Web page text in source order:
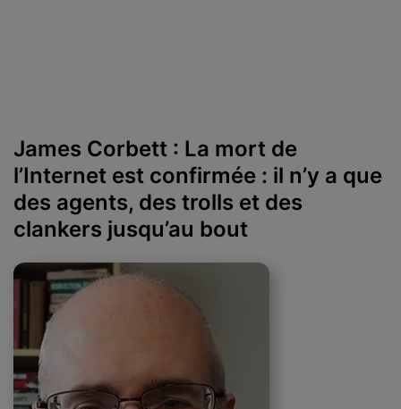
James Corbett : La mort de
l’Internet est confirmée : il n’y a que
des agents, des trolls et des
clankers jusqu’au bout